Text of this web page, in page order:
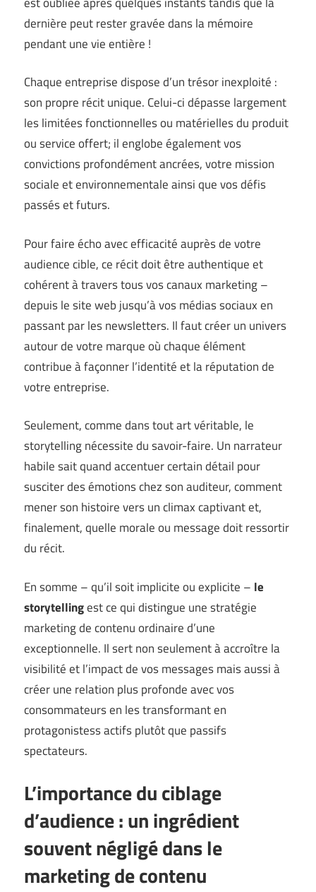
dernière peut rester gravée dans la mémoire
pendant une vie entière !
Chaque entreprise dispose d’un trésor inexploité :
son propre récit unique. Celui-ci dépasse largement
les limitées fonctionnelles ou matérielles du produit
ou service offert; il englobe également vos
convictions profondément ancrées, votre mission
sociale et environnementale ainsi que vos défis
passés et futurs.
Pour faire écho avec efficacité auprès de votre
audience cible, ce récit doit être authentique et
cohérent à travers tous vos canaux marketing –
depuis le site web jusqu’à vos médias sociaux en
passant par les newsletters. Il faut créer un univers
autour de votre marque où chaque élément
contribue à façonner l’identité et la réputation de
votre entreprise.
Seulement, comme dans tout art véritable, le
storytelling nécessite du savoir-faire. Un narrateur
habile sait quand accentuer certain détail pour
susciter des émotions chez son auditeur, comment
mener son histoire vers un climax captivant et,
finalement, quelle morale ou message doit ressortir
du récit.
En somme – qu’il soit implicite ou explicite – le
storytellingest ce qui distingue une stratégie
marketing de contenu ordinaire d’une
exceptionnelle. Il sert non seulement à accroître la
visibilité et l’impact de vos messages mais aussi à
créer une relation plus profonde avec vos
consommateurs en les transformant en
protagonistess actifs plutôt que passifs
spectateurs.
L’importance du ciblage
d’audience : un ingrédient
souvent négligé dans le
marketing de contenu